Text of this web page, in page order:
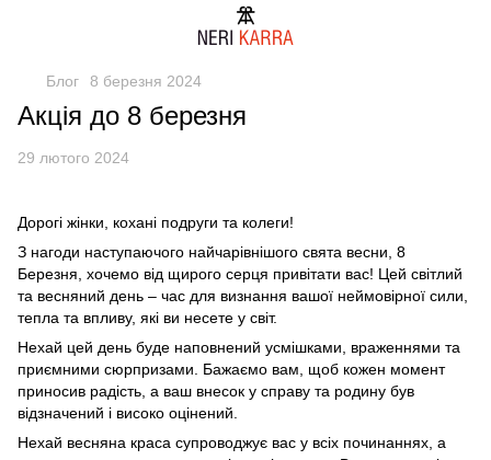
Блог 8 березня 2024
Акція до 8 березня
29 лютого 2024
Дорогі жінки, кохані подруги та колеги!
З нагоди наступаючого найчарівнішого свята весни, 8
Березня, хочемо від щирого серця привітати вас! Цей світлий
та весняний день – час для визнання вашої неймовірної сили,
тепла та впливу, які ви несете у світ.
Нехай цей день буде наповнений усмішками, враженнями та
приємними сюрпризами. Бажаємо вам, щоб кожен момент
приносив радість, а ваш внесок у справу та родину був
відзначений і високо оцінений.
Нехай весняна краса супроводжує вас у всіх починаннях, а